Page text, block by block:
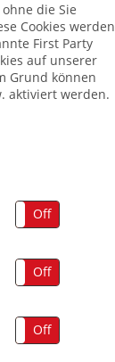
die Sie
Cookies werden
First Party
auf unserer
Grund können
aktiviert werden.
Off
Off
Off